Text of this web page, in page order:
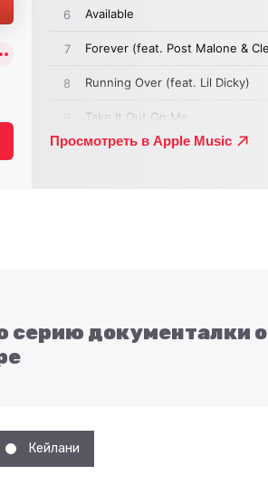
серию документалки о
Кейлани